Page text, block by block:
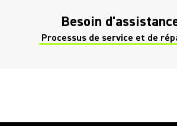
Besoin
Processus de service et de